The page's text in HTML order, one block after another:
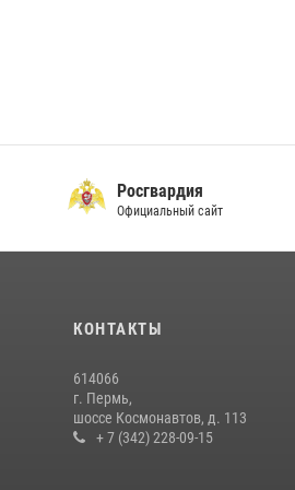
Росгвардия
Официальный сайт
КОНТАКТЫ
614066
г. Пермь,
шоссе Космонавтов, д. 113
+ 7 (342) 228-09-15